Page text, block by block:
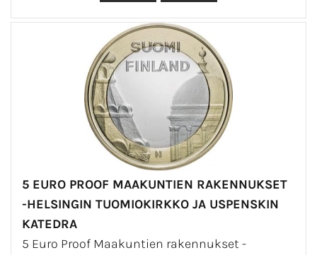
5 EURO PROOF MAAKUNTIEN RAKENNUKSET
-HELSINGIN TUOMIOKIRKKO JA USPENSKIN
KATEDRA
5 Euro Proof Maakuntien rakennukset -